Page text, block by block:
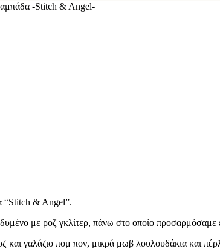
-Stitch & Angel-
“Stitch & Angel”.
με ροζ γκλίτερ, πάνω στο οποίο
και γαλάζιο πομ πον, μικρά μωβ λουλουδάκια και